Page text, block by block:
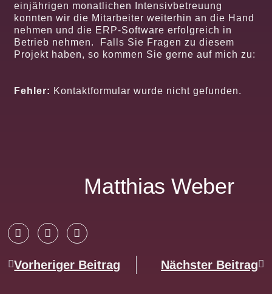
einjährigen monatlichen Intensivbetreuung
konnten wir die Mitarbeiter weiterhin an die Hand
nehmen und die ERP-Software erfolgreich in
Betrieb nehmen. Falls Sie Fragen zu diesem
Projekt haben, so kommen Sie gerne auf mich zu:
Fehler: Kontaktformular wurde nicht gefunden.
Matthias Weber
Vorheriger Beitrag Nächster Beitrag